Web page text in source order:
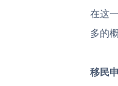
在这
多的
移民